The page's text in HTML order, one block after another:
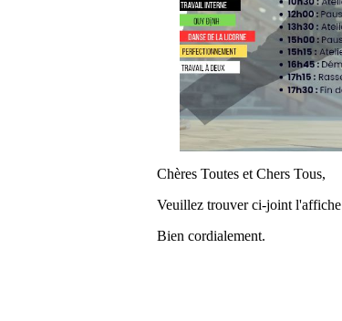
Chères Toutes et Chers Tous,
Veuillez trouver ci-joint
Bien cordialement.